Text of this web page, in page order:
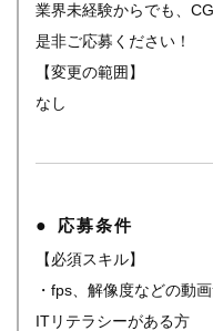
業界未経験からでも、
是非ご応募ください！
【変更の範囲】
なし
応募条件
【必須スキル】
・fps、解像度などの動
ITリテラシーがある方